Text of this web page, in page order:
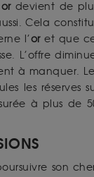
devient de
Cela
l’oret que
L’offre
à manquer.
les
à plus de
son